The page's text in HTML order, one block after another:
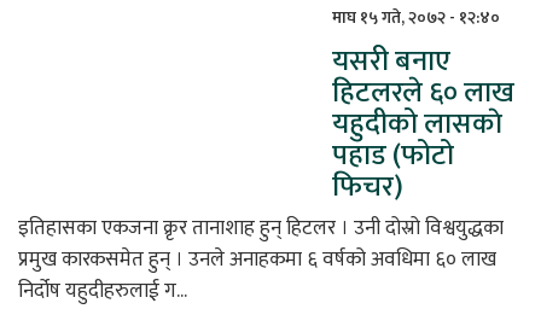
माघ १५ गते, २०७२ - १२:४०
यसरी बनाए
हिटलरले ६० लाख
यहुदीको लासकाे
पहाड (फोटो
फिचर)
इतिहासका एकजना क्रृर तानाशाह हुन् हिटलर । उनी दोस्रो विश्वयुद्धका
प्रमुख कारकसमेत हुन् । उनले अनाहकमा ६ वर्षको अवधिमा ६० लाख
निर्दोष यहुदीहरुलाई ग...